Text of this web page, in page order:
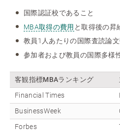
国際認証校であること
MBA取得の費用 と取得後の昇
教員1人あたりの国際査読論
参加者および教員の国際多様
客観指標MBAランキング
Financial Times
BusinessWeek
Forbes